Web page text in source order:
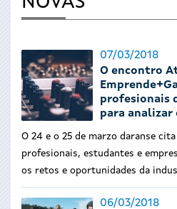
está
aquí
07/03/2018
O encontro
profesionais
para analizar
O 24 e o 25 de marzo daranse
profesionais, estudantes e
os retos e oportunidades da
06/03/2018